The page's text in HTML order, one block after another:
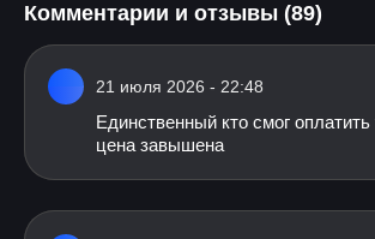
Комментарии и отзывы (89)
21 июля 2026 - 22:48
Единственный кто смог
цена завышена